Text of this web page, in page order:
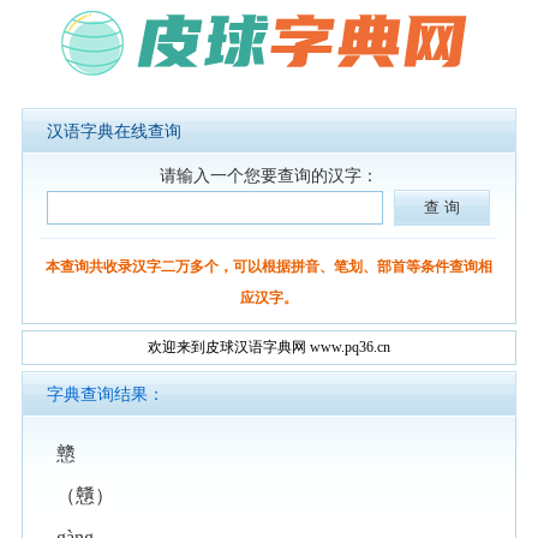
汉语字典在线查询
请输入一个您要查询的汉字：
本查询共收录汉字二万多个，可以根据拼音、笔划、部首等条件查询相
应汉字。
欢迎来到皮球汉语字典网 www.pq36.cn
字典查询结果：
戆
（戇）